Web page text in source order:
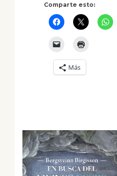
Comparte esto:
Más